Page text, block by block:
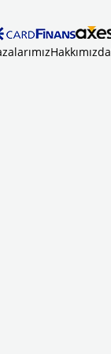
Hakkımızda